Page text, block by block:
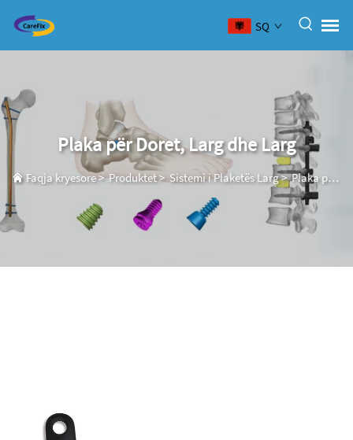
SQ
Plaka për Doret, Larg dhe Larg
Faqja kryesore>Produktet> Sistemi i Plaketës Larg>Plaka për Doret, Larg dhe Larg